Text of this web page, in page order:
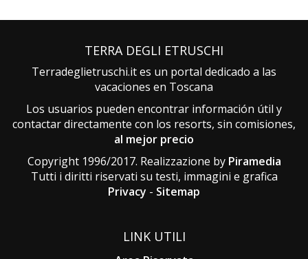
TERRA DEGLI ETRUSCHI
Terradeglietruschi.it es un portal dedicado a las
vacaciones en Toscana
Los usuarios pueden encontrar información útil y
contactar directamente con los resorts, sin comisiones,
al mejor precio
Copyright 1996/2017. Realizzazione by Piramedia
Tutti i diritti riservati su testi, immagini e grafica
Privacy - Sitemap
LINK UTILI